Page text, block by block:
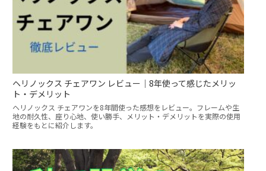
ヘリノックス チェアワン レビュー｜8年使って感じたメリッ
ト・デメリット
ヘリノックス チェアワンを8年間使った感想をレビュー。フレームや生
地の耐久性、座り心地、使い勝手、メリット・デメリットを実際の使用
経験をもとに紹介します。